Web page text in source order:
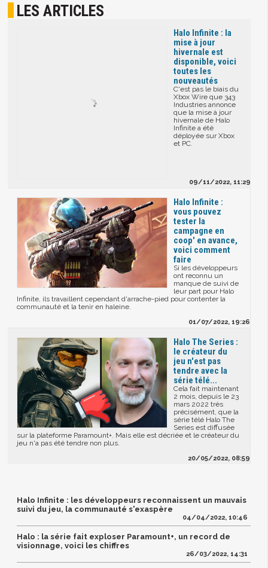
LES ARTICLES
Halo Infinite : la
mise à jour
hivernale est
disponible, voici
toutes les
nouveautés
C'est pas le biais du
Xbox Wire que 343
Industries annonce
que la mise à jour
hivernale de Halo
Infinite a été
déployée sur Xbox
et PC.
09/11/2022, 11:29
Halo Infinite :
vous pouvez
tester la
campagne en
coop' en avance,
voici comment
faire
Si les développeurs
ont reconnu un
manque de suivi de
leur part pour Halo
Infinite, ils travaillent cependant d'arrache-pied pour contenter la
communauté et la tenir en haleine.
01/07/2022, 19:26
Halo The Series :
le créateur du
jeu n'est pas
tendre avec la
série télé...
Cela fait maintenant
2 mois, depuis le 23
mars 2022 très
précisément, que la
série télé Halo The
Series est diffusée
sur la plateforme Paramount+. Mais elle est décriée et le créateur du
jeu n'a pas été tendre non plus.
20/05/2022, 08:59
Halo Infinite : les développeurs reconnaissent un mauvais
suivi du jeu, la communauté s'exaspère
04/04/2022, 10:46
Halo : la série fait exploser Paramount+, un record de
visionnage, voici les chiffres
26/03/2022, 14:31